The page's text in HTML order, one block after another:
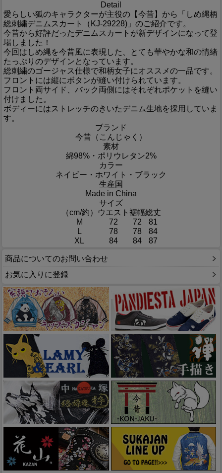
Detail
愛らしい狐のキャラクターが主役の【今昔】から「しめ縄柄
総刺繍デニムスカート（KJ-29228)」のご紹介です。
今昔から好評だったデニムスカートが新デザインになって登
場しました！
今回はしめ縄を今昔風に表現した、とても華やかな和の情緒
たっぷりのデザインとなっています。
総刺繍のゴージャス仕様で和柄女子にオススメの一品です。
フロントには縦にボタンが縫い付けられています。
フロント両サイド、バック両側にはそれぞれポケットを縫い
付けました。
ボディーにはストレッチのきいたデニム生地を採用していま
す。
ブランド
今昔（こんじゃく）
素材
綿98%・ポリウレタン2%
カラー
ネイビー・ホワイト・ブラック
生産国
Made in China
サイズ
（cm/約）
ウエスト 裾幅総丈
M
72 72
81
L
78 78
84
XL
84 84 87
商品についてのお問い合わせ
お気に入りに登録